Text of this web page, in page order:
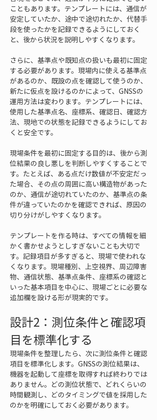
こともあります。テンプレートには、通信が
安定していたか、途中で途切れたか、代替手
段を使ったかを記録できるようにしておく
と、後から状況を説明しやすくなります。
さらに、基準点や既知点の扱いも最初に固定
する必要があります。現場内に使える基準点
があるのか、既設の点を確認して使うのか、
新たに仮点を設けるのかによって、GNSSの
運用方法は変わります。テンプレートには、
使用した基準点名、座標系、確認日、確認方
法、現地での状態を記録できるようにしてお
くと安全です。
現場条件を最初に固定する目的は、後から測
位結果の良し悪しを判断しやすくすることで
す。たとえば、ある点だけ数値が不安定だっ
た場合、その点の周囲に高い構造物があった
のか、通信が途切れていたのか、基準点の条
件が違っていたのかを確認できれば、原因の
切り分けがしやすくなります。
テンプレートを作る時は、すべての情報を細
かく書かせようとしすぎないことも大切で
す。記録項目が多すぎると、現場で使われな
くなります。現場種別、上空視界、周辺障害
物、通信状態、基準点条件、座標系の確認と
いった基本項目を中心に、現場ごとに必要な
追加欄を設ける形が現実的です。
設計2：測位条件と確認項
目を標準化する
現場条件を整理したら、次に測位条件と確認
項目を標準化します。GNSSの測位結果は、
機器を起動して座標を取得すれば終わりでは
ありません。どの測位状態で、どれくらいの
時間観測し、どのタイミングで値を採用した
のかを明確にしておく必要があります。